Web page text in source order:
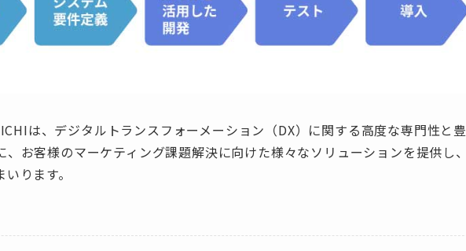
は、デジタルトランスフォーメーション（DX）に関する高度な専門性と豊
お客様のマーケティング課題解決に向けた様々なソリューションを提供し、
ります。